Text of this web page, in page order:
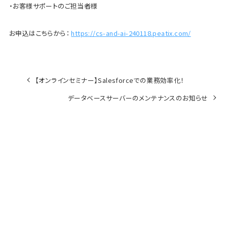
・お客様サポートのご担当者様
お申込はこちらから：https://cs-and-ai-240118.peatix.com/
【オンラインセミナー】Salesforceでの業務効率化！
データベースサーバーのメンテナンスのお知らせ